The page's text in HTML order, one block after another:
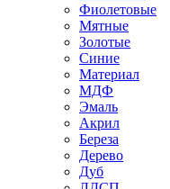
Фиолетовые
Мятные
Золотые
Синие
Материал
МДФ
Эмаль
Акрил
Береза
Дерево
Дуб